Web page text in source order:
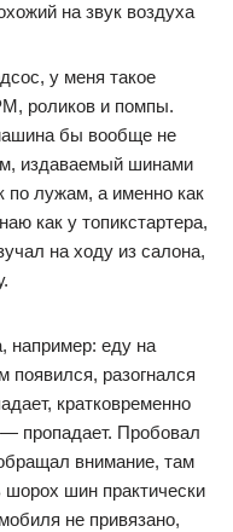
на звук воздуха
у меня такое
роликов и помпы.
бы вообще не
издаваемый шинами
по лужам, а именно как
как у топикстартера,
на ходу из салона,
например: еду на
разогнался
кратковременно
пропадает. Пробовал
внимание, там
шорох шин практически
не привязано,